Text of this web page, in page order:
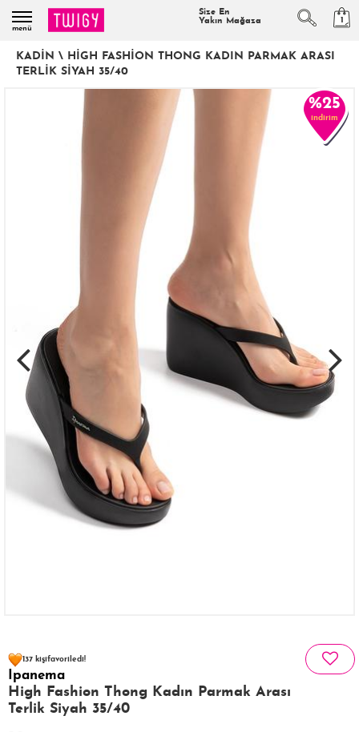
menü
Size En
Yakın Mağaza
1
KADIN \ HIGH FASHION THONG KADIN PARMAK ARASI
TERLIK SIYAH 35/40
%25
indirim
137 kişifavoriledi!
20 kişiSatın Aldı!
260 kişiGörüntüledi!
Ipanema
High Fashion Thong Kadın Parmak Arası
Terlik Siyah 35/40